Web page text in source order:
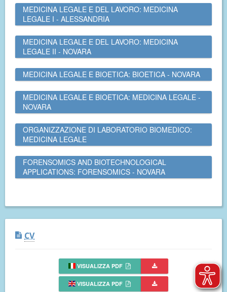
MEDICINA LEGALE E DEL LAVORO: MEDICINA
LEGALE I - ALESSANDRIA
MEDICINA LEGALE E DEL LAVORO: MEDICINA
LEGALE II - NOVARA
MEDICINA LEGALE E BIOETICA: BIOETICA - NOVARA
MEDICINA LEGALE E BIOETICA: MEDICINA LEGALE -
NOVARA
ORGANIZZAZIONE DI LABORATORIO BIOMEDICO:
MEDICINA LEGALE
FORENSOMICS AND BIOTECHNOLOGICAL
APPLICATIONS: FORENSOMICS - NOVARA
CV
VISUALIZZA PDF
VISUALIZZA PDF